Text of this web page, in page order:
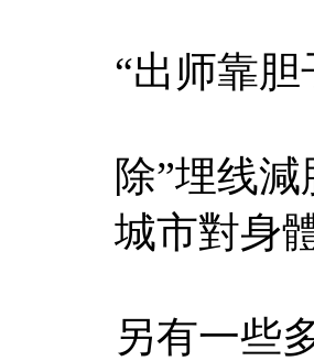
“出师靠
除”埋线
城市對身
另有一些